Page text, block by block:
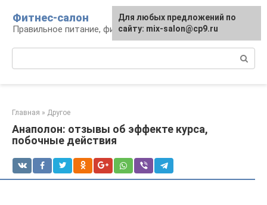
контенту
Фитнес-салон
Правильное питание, фитнес, образ жизни
Главная » Другое
Анаполон: отзывы об эффекте курса,
побочные действия
Для любых предложений по
сайту: mix-salon@cp9.ru